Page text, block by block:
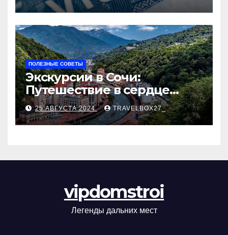
ПОЛЕЗНЫЕ СОВЕТЫ
Экскурсии в Сочи:
Путешествие в сердце
Черноморского курорта
25 АВГУСТА 2024 TRAVELBOX27_
vipdomstroi
Легенды дальних мест